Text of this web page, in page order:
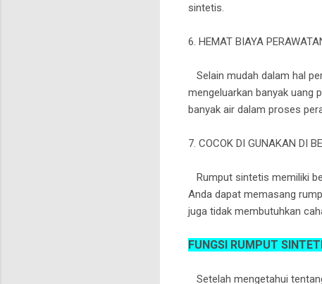
sintetis.
6. HEMAT BIAYA
Selain mudah dalam hal
mengeluarkan banyak uang
banyak air dalam proses
7. COCOK DI GUNAKAN DI
Rumput sintetis memiliki
Anda dapat memasang
juga tidak membutuhkan
FUNGSI RUMPUT
Setelah mengetahui